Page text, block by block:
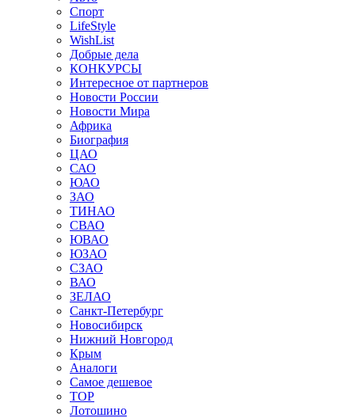
Спорт
LifeStyle
WishList
Добрые дела
КОНКУРСЫ
Интересное от партнеров
Новости России
Новости Мира
Африка
Биография
ЦАО
САО
ЮАО
ЗАО
ТИНАО
СВАО
ЮВАО
ЮЗАО
СЗАО
ВАО
ЗЕЛАО
Санкт-Петербург
Новосибирск
Нижний Новгород
Крым
Аналоги
Самое дешевое
TOP
Лотошино